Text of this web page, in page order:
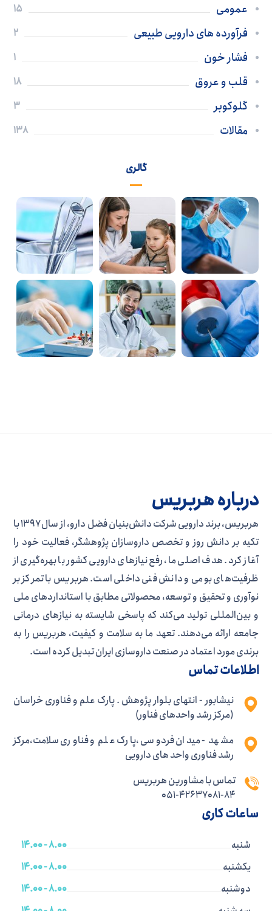
عمومی 15
فرآورده های دارویی طبیعی 2
فشار خون 1
قلب و عروق 18
گلوکوبر 3
مقالات 138
گالری
درباره هربریس
هربریس، برند دارویی شرکت دانش‌بنیان فضل دارو، از سال ۱۳۹۷ با
تکیه بر دانش روز و تخصص داروسازان پژوهشگر، فعالیت خود را
آغاز کرد. هدف اصلی ما، رفع نیازهای دارویی کشور با بهره‌گیری از
ظرفیت‌های بومی و دانش فنی داخلی است. هربریس با تمرکز بر
نوآوری و تحقیق و توسعه، محصولاتی مطابق با استانداردهای ملی
و بین‌المللی تولید می‌کند که پاسخی شایسته به نیازهای درمانی
جامعه ارائه می‌دهند. تعهد ما به سلامت و کیفیت، هربریس را به
برندی مورد اعتماد در صنعت داروسازی ایران تبدیل کرده است.
اطلاعات تماس
نیشابور - انتهای بلوار پژوهش . پارک علم و فناوری خراسان
(مرکز رشد واحدهای فناور)
مشهد - میدان فردوسی ،پارک علم و فناوری سلامت،مرکز
رشد فناوری واحد های دارویی
تماس با مشاورین هربریس
051-42637081-84
ساعات کاری
شنبه
8.00 - 14.00
یکشنبه
8.00 - 14.00
دوشنبه
8.00 - 14.00